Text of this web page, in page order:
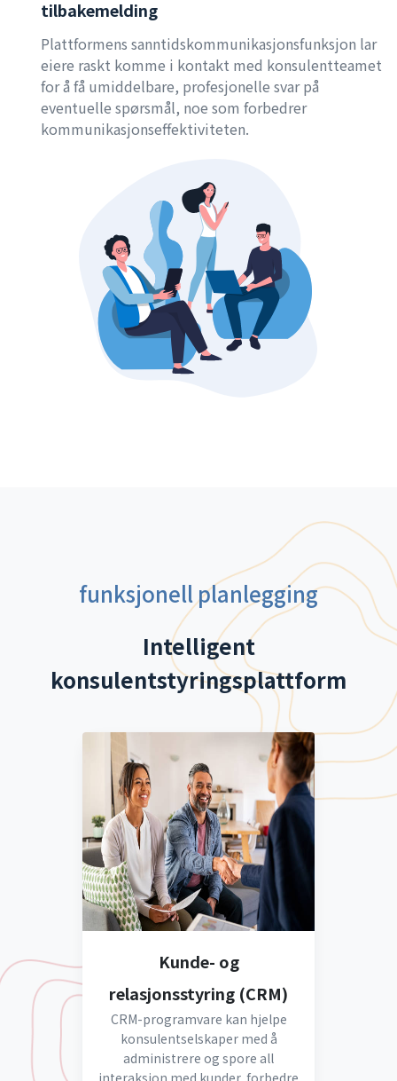
tilbakemelding
Plattformens sanntidskommunikasjonsfunksjon lar
eiere raskt komme i kontakt med konsulentteamet
for å få umiddelbare, profesjonelle svar på
eventuelle spørsmål, noe som forbedrer
kommunikasjonseffektiviteten.
funksjonell planlegging
Intelligent
konsulentstyringsplattform
Kunde- og
relasjonsstyring (CRM)
CRM-programvare kan hjelpe
konsulentselskaper med å
administrere og spore all
interaksjon med kunder, forbedre